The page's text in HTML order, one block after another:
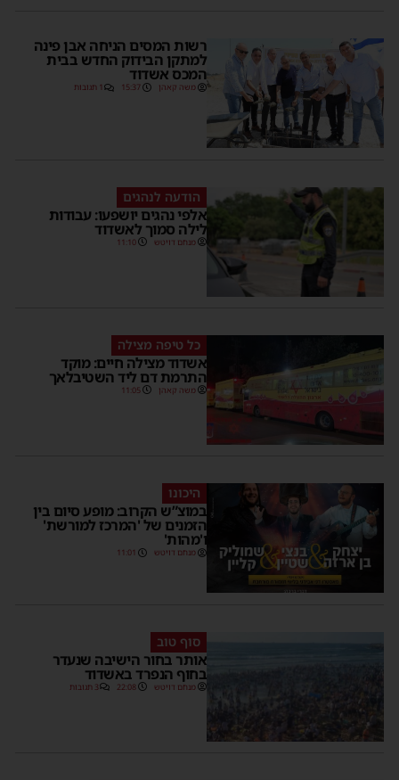
רשות המסים הניחה אבן פינה
למתקן הבידוק החדש בבית
המכס אשדוד
משה קאהן 15:37 1 תגובות
הודעה לנהגים
אלפי נהגים יושפעו: עבודות
לילה סמוך לאשדוד
מנחם דויטש 11:10
כל טיפה מצילה
אשדוד מצילה חיים: מוקד
התרמת דם ליד השטיבלאך
משה קאהן 11:05
היכונו
במוצ”ש הקרוב: מופע סיום בין
הזמנים של 'המרכז למורשת'
ו'מהות'
מנחם דויטש 11:01
סוף טוב
אותר בחור הישיבה שנעדר
בחוף הנפרד באשדוד
מנחם דויטש 22:08 3 תגובות